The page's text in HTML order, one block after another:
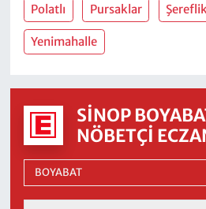
Polatlı Pursaklar
Yenimahalle
SINOP
NÖBETÇI